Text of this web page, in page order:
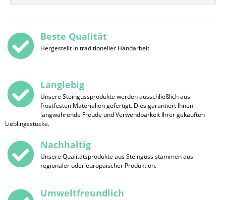
Beste Qualität
Hergestellt in traditioneller Handarbeit.
Langlebig
Unsere Steingussprodukte werden ausschließlich aus
frostfesten Materialien gefertigt. Dies garantiert Ihnen
langwährende Freude und Verwendbarkeit Ihrer gekauften
Lieblingsstücke.
Nachhaltig
Unsere Qualitätsprodukte aus Steinguss stammen aus
regionaler oder europäischer Produktion.
Umweltfreundlich